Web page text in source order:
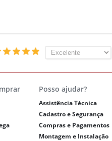
Posso ajudar?
Assistência Técnica
Cadastro e Segurança
Compras e Pagamentos
Montagem e Instalação